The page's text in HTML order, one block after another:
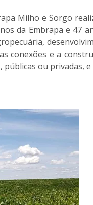
Milho e Sorgo
da Embrapa e
conexões e a
ou